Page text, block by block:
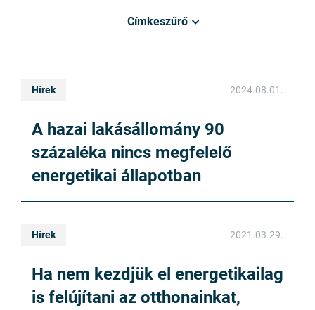
Címkeszűrő
Hírek 2024.08.01.
A hazai lakásállomány 90
százaléka nincs megfelelő
energetikai állapotban
Hírek 2021.03.29.
Ha nem kezdjük el energetikailag
is felújítani az otthonainkat,